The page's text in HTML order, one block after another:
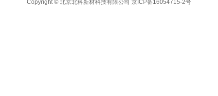
Copyright © 北京北科新材科技有限公司 京ICP备16054715-2号